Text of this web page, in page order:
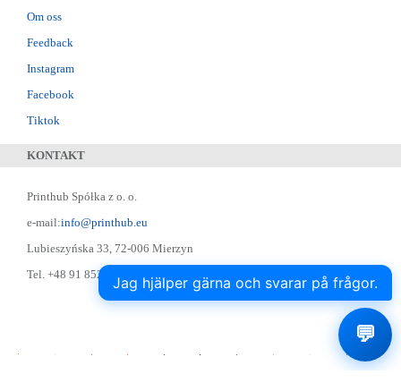
Om oss
Feedback
Instagram
Facebook
Tiktok
KONTAKT
Printhub Spółka z o. o.
e-mail:info@printhub.eu
Lubieszyńska 33, 72-006 Mierzyn
Tel. +48 91 852 22 22 ; Skype: designer75
Jag hjälper gärna och svarar på frågor.
💬